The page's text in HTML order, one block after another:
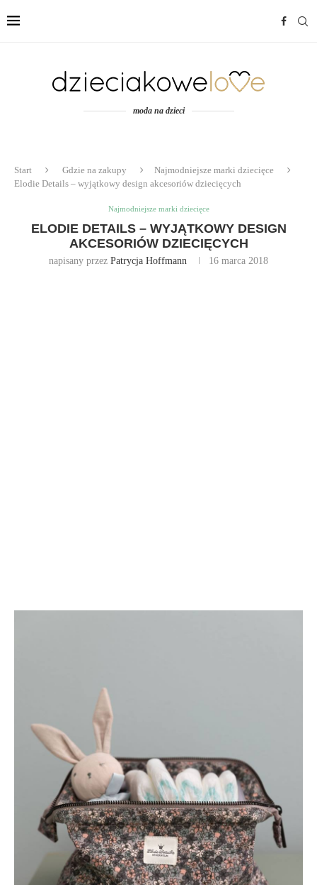
moda na dzieci
Start Gdzie na zakupy
Najmodniejsze marki dziecięce
Elodie Details – wyjątkowy design akcesoriów dziecięcych
Najmodniejsze marki dziecięce
ELODIE DETAILS – WYJĄTKOWY DESIGN
AKCESORIÓW DZIECIĘCYCH
napisany przez Patrycja Hoffmann 16 marca 2018